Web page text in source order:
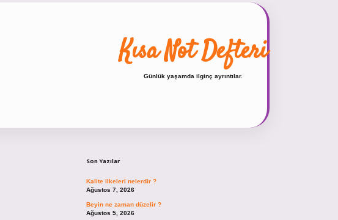
Kısa Not Defteri
Günlük yaşamda ilginç ayrıntılar.
Son Yazılar
Kalite ilkeleri nelerdir ?
Ağustos 7, 2026
Beyin ne zaman düzelir ?
Ağustos 5, 2026